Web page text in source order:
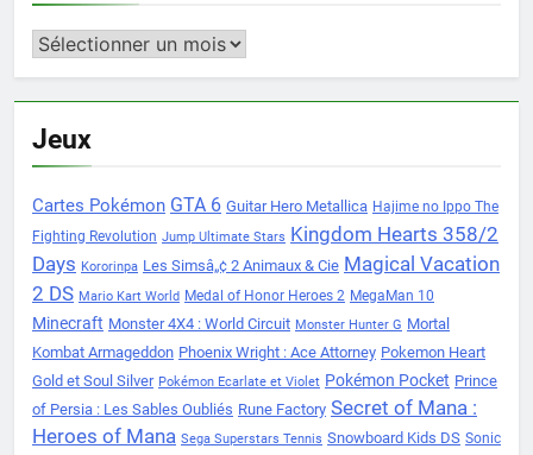
Archives
Jeux
Cartes Pokémon GTA 6 Guitar Hero Metallica Hajime no Ippo The
Fighting Revolution Jump Ultimate Stars Kingdom Hearts 358/2
Days Kororinpa Les Simsâ„¢ 2 Animaux & Cie Magical Vacation
2 DS Mario Kart World Medal of Honor Heroes 2 MegaMan 10
Minecraft Monster 4X4 : World Circuit Monster Hunter G Mortal
Kombat Armageddon Phoenix Wright : Ace Attorney Pokemon Heart
Gold et Soul Silver Pokémon Ecarlate et Violet Pokémon Pocket Prince
of Persia : Les Sables Oubliés Rune Factory Secret of Mana :
Heroes of Mana Sega Superstars Tennis Snowboard Kids DS Sonic